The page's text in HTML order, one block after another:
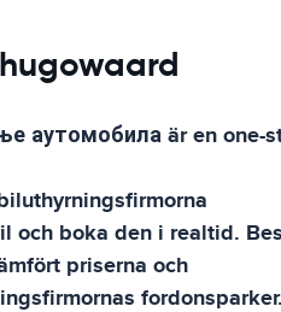
аутомобилаär en one-
och boka den i realtid.
priserna och
fordonsparker.